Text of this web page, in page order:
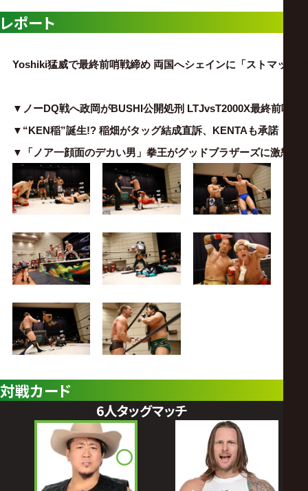
レポート
Yoshiki猛威で最終前哨戦締め 両国へシェインに「ストマック
▼ノーDQ戦へ政岡がBUSHI公開処刑 LTJvsT2000X最終前哨戦
▼“KEN稲”誕生!? 稲畑がタッグ結成直訴、KENTAも承諾
▼「ノア一顔面のデカい男」拳王がグッドブラザーズに激怒
対戦カード
6人タッグマッチ